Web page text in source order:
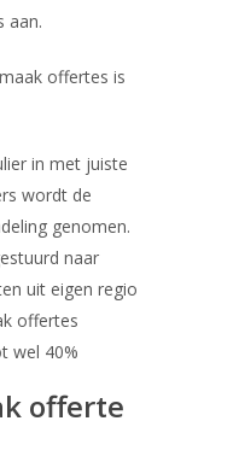
aan.
offertes is
in met juiste
wordt de
genomen.
naar
uit eigen regio
offertes
wel 40%
offerte